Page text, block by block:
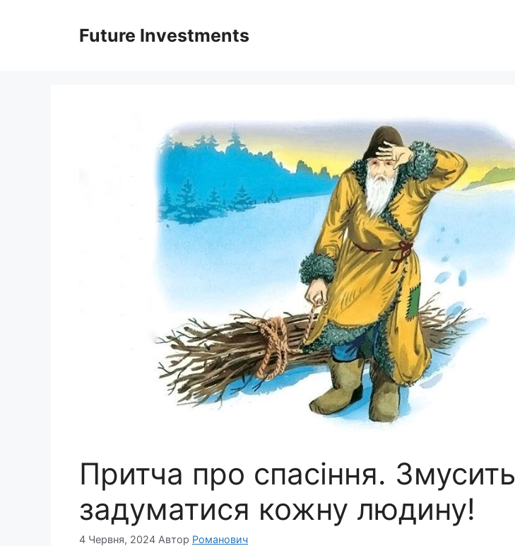
Future Investments
Притча про спасіння. Змусить
задуматися кожну людину!
4 Червня, 2024 Автор Романович